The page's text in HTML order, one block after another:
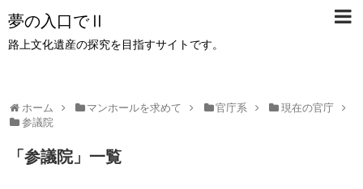
夢の入口でⅡ
路上文化遺産の探究を目指すサイトです。
ホーム マンホールを求めて 官庁系
現在の官庁
参議院
「 参議院」 一覧